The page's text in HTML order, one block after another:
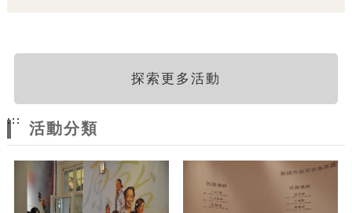
探索更多活動
:::
活動分類